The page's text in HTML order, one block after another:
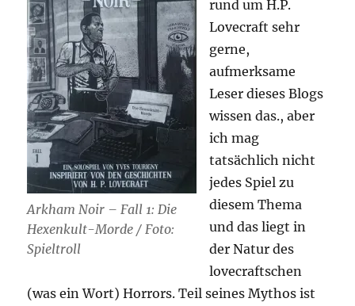
Arkham Noir – Fall 1: Die
Hexenkult-Morde / Foto:
Spieltroll
rund um H.P.
Lovecraft sehr
gerne,
aufmerksame
Leser dieses Blogs
wissen das., aber
ich mag
tatsächlich nicht
jedes Spiel zu
diesem Thema
und das liegt in
der Natur des
lovecraftschen
(was ein Wort) Horrors. Teil seines Mythos ist